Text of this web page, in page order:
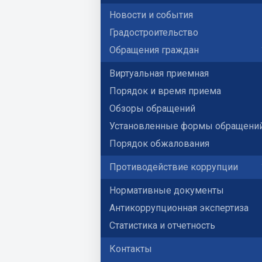
Новости и события
Градостроительство
Обращения граждан
Виртуальная приемная
Порядок и время приема
Обзоры обращений
Установленные формы
Порядок обжалования
Противодействие коррупции
Нормативные документы
Антикоррупционная экспертиза
Статистика и отчетность
Контакты